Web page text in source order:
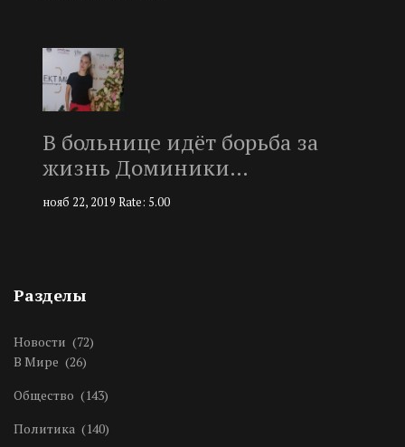
В больнице идёт борьба за
жизнь Доминики…
нояб 22, 2019 Rate: 5.00
Разделы
Новости (72)
В Мире (26)
Общество (143)
Политика (140)